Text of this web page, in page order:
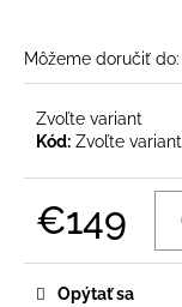
Môžeme doručiť do:
Zvoľte variant
Kód: Zvoľte variant
€149
Opýtať sa